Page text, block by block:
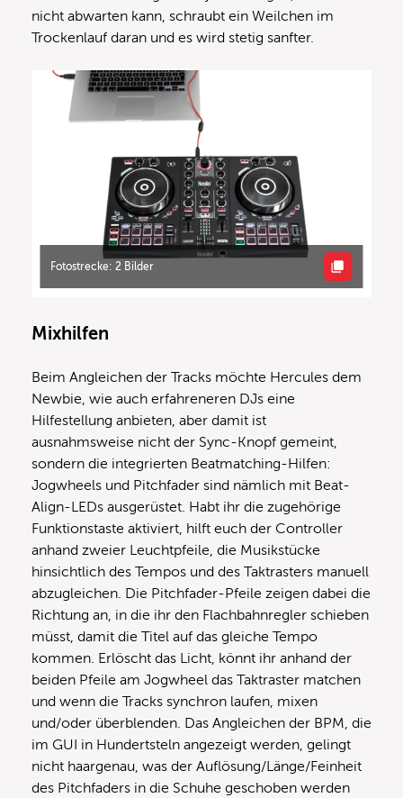
nicht abwarten kann, schraubt ein Weilchen im
Trockenlauf daran und es wird stetig sanfter.
Fotostrecke: 2 Bilder
Mixhilfen
Beim Angleichen der Tracks möchte Hercules dem
Newbie, wie auch erfahreneren DJs eine
Hilfestellung anbieten, aber damit ist
ausnahmsweise nicht der Sync-Knopf gemeint,
sondern die integrierten Beatmatching-Hilfen:
Jogwheels und Pitchfader sind nämlich mit Beat-
Align-LEDs ausgerüstet. Habt ihr die zugehörige
Funktionstaste aktiviert, hilft euch der Controller
anhand zweier Leuchtpfeile, die Musikstücke
hinsichtlich des Tempos und des Taktrasters manuell
abzugleichen. Die Pitchfader-Pfeile zeigen dabei die
Richtung an, in die ihr den Flachbahnregler schieben
müsst, damit die Titel auf das gleiche Tempo
kommen. Erlöscht das Licht, könnt ihr anhand der
beiden Pfeile am Jogwheel das Taktraster matchen
und wenn die Tracks synchron laufen, mixen
und/oder überblenden. Das Angleichen der BPM, die
im GUI in Hundertsteln angezeigt werden, gelingt
nicht haargenau, was der Auflösung/Länge/Feinheit
des Pitchfaders in die Schuhe geschoben werden